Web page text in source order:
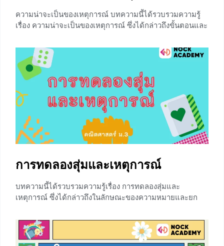
ความน่าจะเป็นของเหตุการณ์ บทความนี้ได้รวบรวมความรู้
เรื่อง ความน่าจะเป็นของเหตุการณ์ ซึ่งได้กล่าวถึงขั้นตอนและ
ประกอบ อธิบายอย่างละเอียด ซึ่งก่อนจะเรียนเรื่อง ความน่า
จะเป็นของเหตุการณ์น้องๆสามารถทบทวน การทดลองสุ่มและ
เหตุการณ์ ได้ที่ ⇒⇒ การทดลองสุ่มและเหตุการณ์ ⇐⇐ ความ
น่าจะเป็นของเหตุการณ์ (probability) คือ อัตราส่วนระหว่าง
จำนวนเหตุการณ์ที่สนใจ (n(E)) กับจำนวนแซมเปิลสเปซ
(n(S)) ที่มีโอกาสเกิดขึ้นได้พร้อม ๆ กัน ใช้สัญลักษณ์ “P(E)”
แทนความน่าจะเป็นของการเกิดเหตุการณ์ที่สนใจ โดยที่
+3
การทดลองสุ่มและเหตุการณ์
บทความนี้ได้รวบรวมความรู้เรื่อง การทดลองสุ่มและ
เหตุการณ์ ซึ่งได้กล่าวถึงในลักษณะของความหมายและยก
เรื่อง การทดลองสุ่มและเหตุการณ์ น้องๆสามารถทบทวน
ความน่าจะเป็น ได้ที่ ⇒⇒ ความน่าจะเป็น ⇐⇐ การทดลองสุ่ม
การทดลองสุ่ม คือ การทดลองซึ่งทราบว่าผลลัพธ์ที่จะเกิดขึ้น